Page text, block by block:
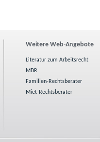
Weitere Web-Angebote
Literatur zum Arbeitsrecht
MDR
Familien-Rechtsberater
Miet-Rechtsberater